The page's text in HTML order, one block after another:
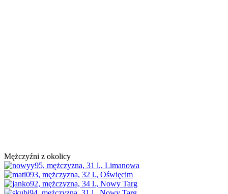
Mężczyźni z okolicy